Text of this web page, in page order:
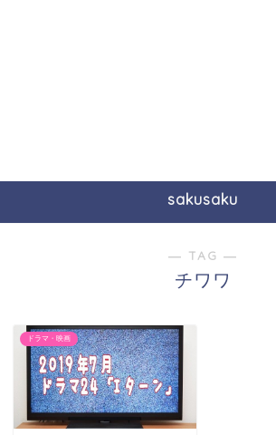
sakusaku
― TAG ―
チワワ
ドラマ・映画